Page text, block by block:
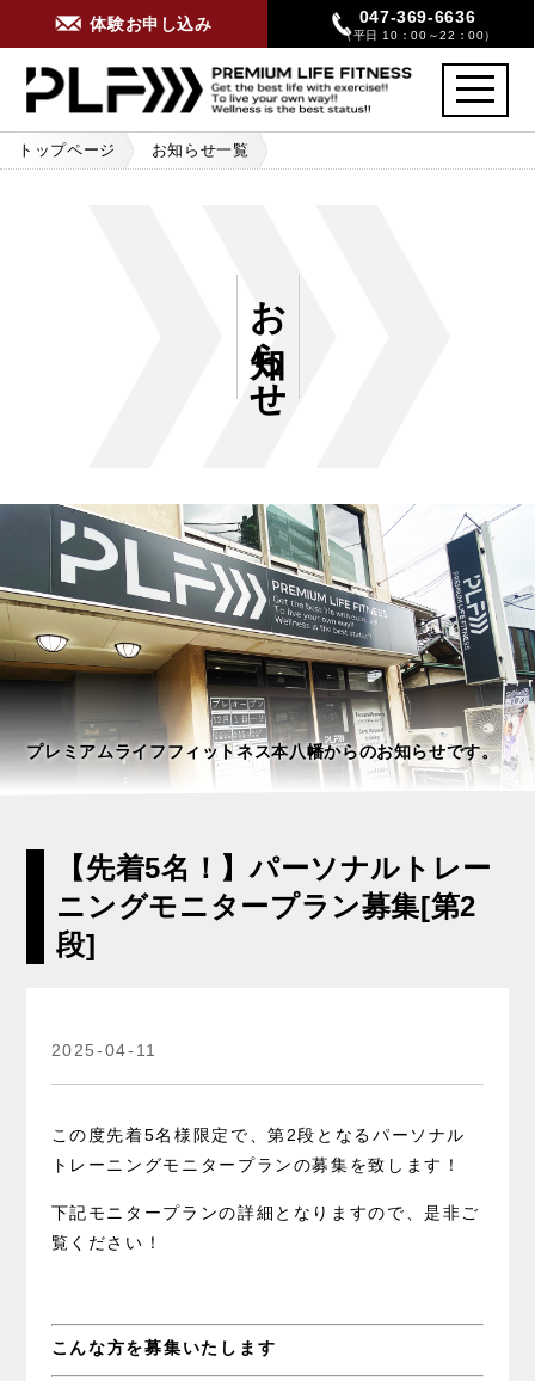
体験お申し込み 047-369-6636
（平日 10：00～22：00）
toggle
トップページ
お知らせ一覧
お知らせ
プレミアムライフフィットネス本八幡からのお知らせです。
【先着5名！】パーソナルトレー
ニングモニタープラン募集[第2
段]
2025-04-11
この度先着5名様限定で、第2段となるパーソナル
トレーニングモニタープランの募集を致します！
下記モニタープランの詳細となりますので、是非ご
覧ください！
こんな方を募集いたします